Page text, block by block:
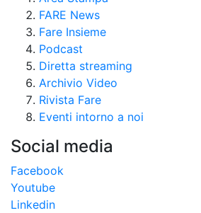
FARE News
Fare Insieme
Podcast
Diretta streaming
Archivio Video
Rivista Fare
Eventi intorno a noi
Social media
Facebook
Youtube
Linkedin